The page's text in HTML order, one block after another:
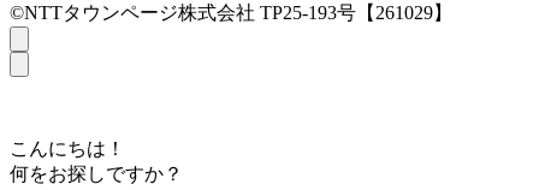
©NTTタウンページ株式会社 TP25-193号【261029】
こんにちは！
何をお探しですか？